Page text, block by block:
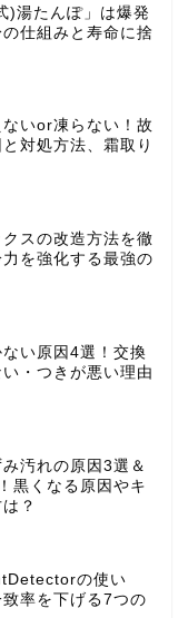
)湯たんぽ」は爆発
仕組みと寿命に捨
いor凍らない！故
対処方法、霜取り
スの改造方法を徹
を強化する最強の
い原因4選！交換
・つきが悪い理由
汚れの原因3選＆
黒くなる原因やキ
？
の使い
率を下げる7つの